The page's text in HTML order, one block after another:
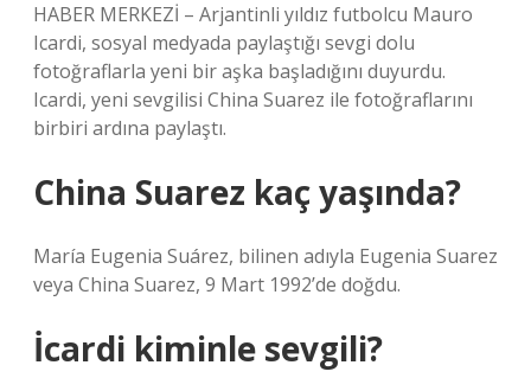
HABER MERKEZİ – Arjantinli yıldız futbolcu Mauro
Icardi, sosyal medyada paylaştığı sevgi dolu
fotoğraflarla yeni bir aşka başladığını duyurdu.
Icardi, yeni sevgilisi China Suarez ile fotoğraflarını
birbiri ardına paylaştı.
China Suarez kaç yaşında?
María Eugenia Suárez, bilinen adıyla Eugenia Suarez
veya China Suarez, 9 Mart 1992’de doğdu.
İcardi kiminle sevgili?